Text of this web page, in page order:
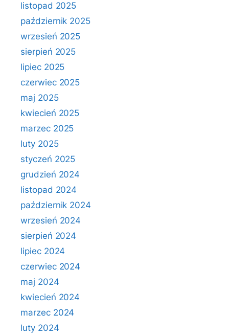
listopad 2025
październik 2025
wrzesień 2025
sierpień 2025
lipiec 2025
czerwiec 2025
maj 2025
kwiecień 2025
marzec 2025
luty 2025
styczeń 2025
grudzień 2024
listopad 2024
październik 2024
wrzesień 2024
sierpień 2024
lipiec 2024
czerwiec 2024
maj 2024
kwiecień 2024
marzec 2024
luty 2024